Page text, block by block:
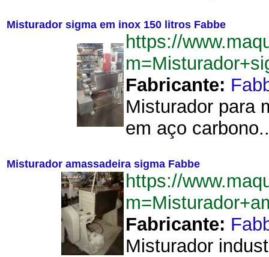
Misturador sigma em inox 150 litros Fabbe
https://
Fabricante:
Misturador para
em aço
Misturador amassadeira sigma Fabbe
https://
Fabricante:
Misturador